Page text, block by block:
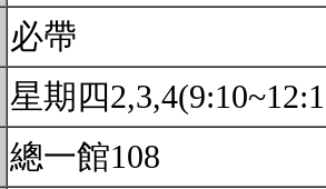
必帶
星期四
總一館108